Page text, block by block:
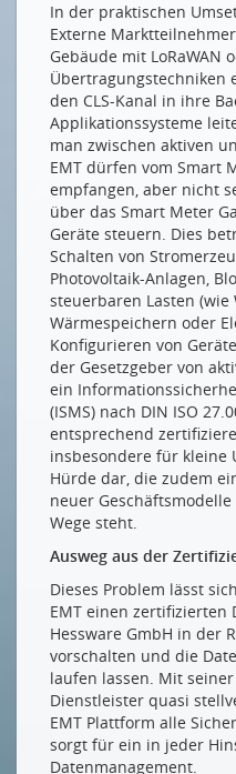
In der praktischen
Externe
Gebäude mit LoRaWAN
Übertragungstechniken
den CLS-Kanal in ihre
Applikationssysteme
man zwischen aktiven
EMT dürfen vom Smart
empfangen, aber nicht
über das Smart Meter
Geräte steuern. Dies
Schalten von
Photovoltaik-Anlagen,
steuerbaren Lasten (wie
Wärmespeichern oder
Konfigurieren von
der Gesetzgeber von
ein
(ISMS) nach DIN ISO
entsprechend
insbesondere für kleine
Hürde dar, die zudem
neuer
Wege steht.
Ausweg aus der
Dieses Problem lässt
EMT einen zertifizierten
Hessware GmbH in der
vorschalten und die
laufen lassen. Mit
Dienstleister quasi
EMT Plattform alle
sorgt für ein in jeder
Datenmanagement.